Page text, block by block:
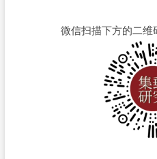
微信扫描下方的二维